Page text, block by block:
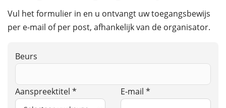
Vul het formulier in en u ontvangt uw toegangsbewijs
per e-mail of per post, afhankelijk van de organisator.
Beurs
Aanspreektitel * E-mail *